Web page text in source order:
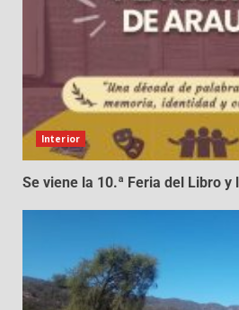
Interior
Se viene la 10.ª Feria del Libro y